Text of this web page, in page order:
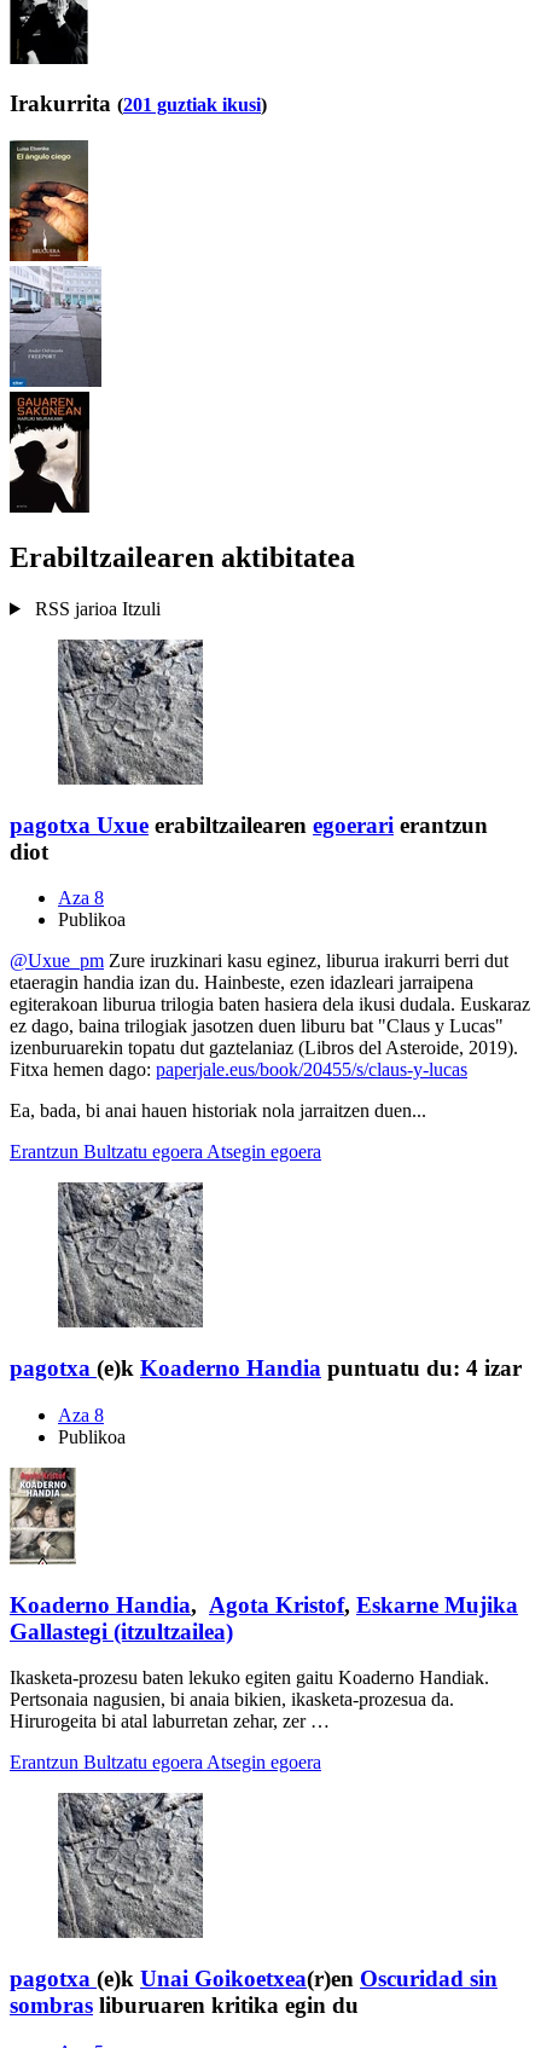
Irakurrita (201 guztiak ikusi)
Erabiltzailearen aktibitatea
RSS jarioa Itzuli
pagotxa Uxue erabiltzailearen egoerari erantzun
diot
Aza 8
Publikoa
@Uxue_pm Zure iruzkinari kasu eginez, liburua irakurri berri dut
etaeragin handia izan du. Hainbeste, ezen idazleari jarraipena
egiterakoan liburua trilogia baten hasiera dela ikusi dudala. Euskaraz
ez dago, baina trilogiak jasotzen duen liburu bat "Claus y Lucas"
izenburuarekin topatu dut gaztelaniaz (Libros del Asteroide, 2019).
Fitxa hemen dago: paperjale.eus/book/20455/s/claus-y-lucas
Ea, bada, bi anai hauen historiak nola jarraitzen duen...
Erantzun Bultzatu egoera Atsegin egoera
pagotxa (e)k Koaderno Handia puntuatu du: 4 izar
Aza 8
Publikoa
Koaderno Handia, Agota Kristof, Eskarne Mujika
Gallastegi (itzultzailea)
Ikasketa-prozesu baten lekuko egiten gaitu Koaderno Handiak.
Pertsonaia nagusien, bi anaia bikien, ikasketa-prozesua da.
Hirurogeita bi atal laburretan zehar, zer …
Erantzun Bultzatu egoera Atsegin egoera
pagotxa (e)k Unai Goikoetxea(r)en Oscuridad sin
sombras liburuaren kritika egin du